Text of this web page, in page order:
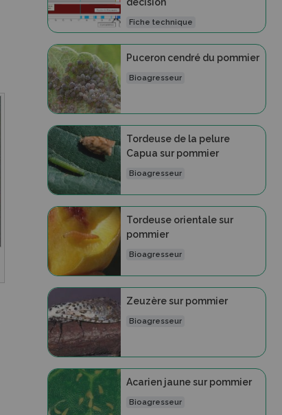
Fiche technique
Puceron cendré du pommier
Bioagresseur
Tordeuse de la pelure
Capua sur pommier
Bioagresseur
Tordeuse orientale sur
pommier
Bioagresseur
Zeuzère sur pommier
Bioagresseur
Acarien jaune sur pommier
Bioagresseur